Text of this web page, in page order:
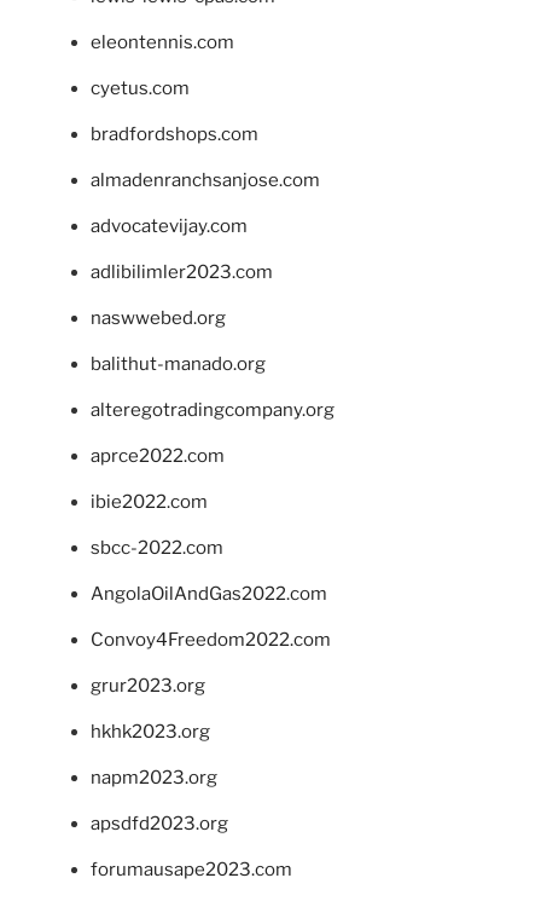
eleontennis.com
cyetus.com
bradfordshops.com
almadenranchsanjose.com
advocatevijay.com
adlibilimler2023.com
naswwebed.org
balithut-manado.org
alteregotradingcompany.org
aprce2022.com
ibie2022.com
sbcc-2022.com
AngolaOilAndGas2022.com
Convoy4Freedom2022.com
grur2023.org
hkhk2023.org
napm2023.org
apsdfd2023.org
forumausape2023.com